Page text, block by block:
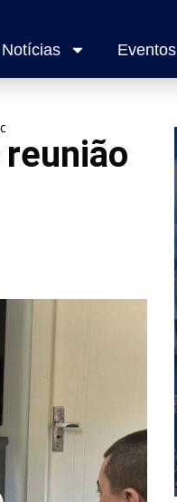
Notícias Eventos